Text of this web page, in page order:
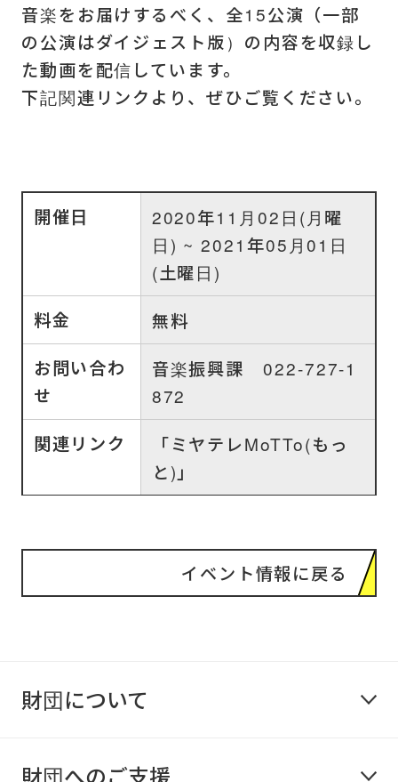
音楽をお届けするべく、全15公演（一部
の公演はダイジェスト版）の内容を収録し
た動画を配信しています。
下記関連リンクより、ぜひご覧ください。
開催日
2020年11月02日(月曜
日) ~ 2021年05月01日
(土曜日)
料金 無料
お問い合わ
せ
音楽振興課 022-727-1
872
関連リンク 「ミヤテレMoTTo(もっ
と) 」
イベント情報に戻る
財団について
財団へのご支援